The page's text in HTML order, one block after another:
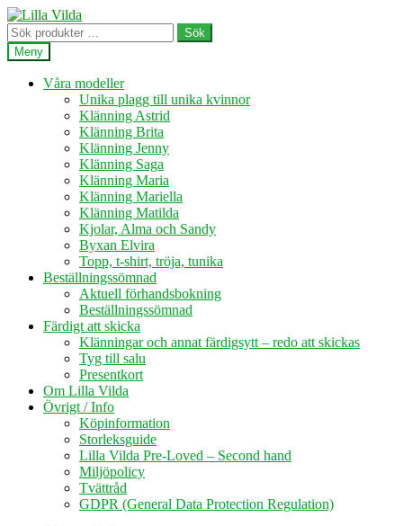
Hoppa
till
navigering
Hoppa
till
innehåll
Sök
efter:
Sök
Meny
Våra modeller
Unika plagg till unika kvinnor
Klänning Astrid
Klänning Brita
Klänning Jenny
Klänning Saga
Klänning Maria
Klänning Mariella
Klänning Matilda
Kjolar, Alma och Sandy
Byxan Elvira
Topp, t-shirt, tröja, tunika
Beställningssömnad
Aktuell förhandsbokning
Beställningssömnad
Färdigt att skicka
Klänningar och annat färdigsytt – redo att skickas
Tyg till salu
Presentkort
Om Lilla Vilda
Övrigt / Info
Köpinformation
Storleksguide
Lilla Vilda Pre-Loved – Second hand
Miljöpolicy
Tvättråd
GDPR (General Data Protection Regulation)